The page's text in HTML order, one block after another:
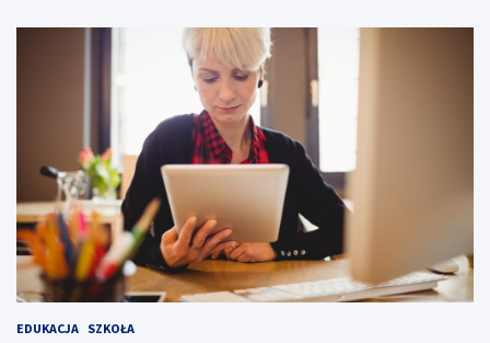
EDUKACJA SZKOŁA